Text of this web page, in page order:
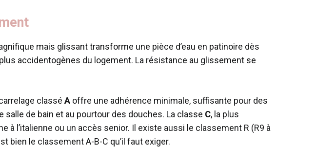
mais glissant transforme une pièce d’eau en patinoire dès
accidentogènes du logement. La résistance au glissement se
classé A offre une adhérence minimale, suffisante pour des
salle de bain et au pourtour des douches. La classe C, la plus
l’italienne ou un accès senior. Il existe aussi le classement R (R9 à
bien le classement A-B-C qu’il faut exiger.